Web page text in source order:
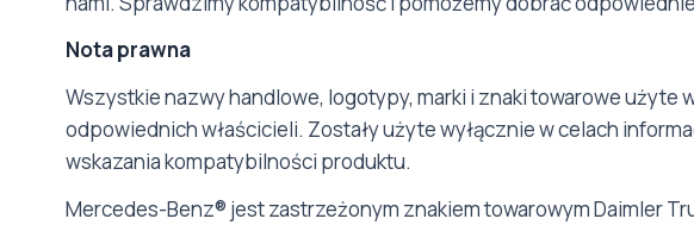
Nota prawna
Wszystkie nazwy handlowe, logotypy, marki i znaki towarowe użyte
odpowiednich właścicieli. Zostały użyte wyłącznie w celach
wskazania kompatybilności produktu.
Mercedes-Benz® jest zastrzeżonym znakiem towarowym Daimler